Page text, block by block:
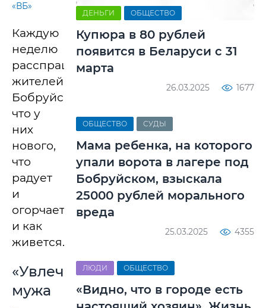
«ВБ»
Каждую
неделю
расспрашиваем
жителей
Бобруйска,
что у
них
нового,
что
радует
и
огорчает,
и как
живется.
«Увлечение
мужа
ДЕНЬГИ ОБЩЕСТВО
Купюра в 80 рублей
появится в Беларуси с 31
марта
26.03.2025 1677
ОБЩЕСТВО СУДЫ
Мама ребенка, на которого
упали ворота в лагере под
Бобруйском, взыскала
25000 рублей морального
вреда
25.03.2025 4355
ЛЮДИ ОБЩЕСТВО
«Видно, что в городе есть